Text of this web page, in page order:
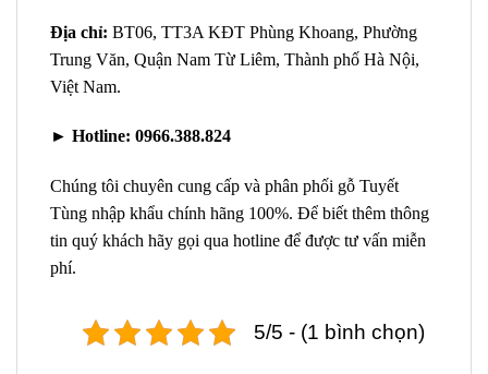
Địa chỉ: BT06, TT3A KĐT Phùng Khoang, Phường
Trung Văn, Quận Nam Từ Liêm, Thành phố Hà Nội,
Việt Nam.
► Hotline: 0966.388.824
Chúng tôi chuyên cung cấp và phân phối gỗ Tuyết
Tùng nhập khẩu chính hãng 100%. Để biết thêm thông
tin quý khách hãy gọi qua hotline để được tư vấn miễn
phí.
5/5 - (1 bình chọn)